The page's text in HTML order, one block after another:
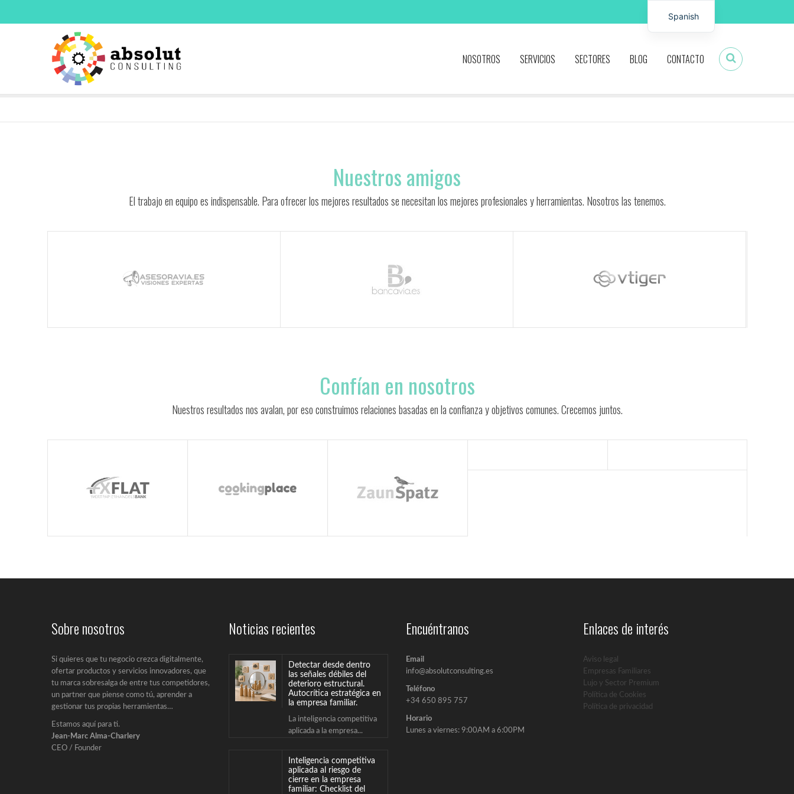
NOSOTROS SERVICIOS SECTORES BLOG CONTACTO
Nuestros amigos
El trabajo en equipo es indispensable. Para ofrecer los mejores resultados se necesitan los mejores profesionales y herramientas. Nosotros las tenemos.
Confían en nosotros
Nuestros resultados nos avalan, por eso construimos relaciones basadas en la confianza y objetivos comunes. Crecemos juntos.
Sobre nosotros
Si quieres que tu negocio crezca digitalmente,
ofertar productos y servicios innovadores, que
tu marca sobresalga de entre tus competidores,
un partner que piense como tú, aprender a
gestionar tus propias herramientas…
Estamos aquí para ti.
Jean-Marc Alma-Charlery
CEO / Founder
Noticias recientes
Detectar desde dentro
las señales débiles del
deterioro estructural.
Autocrítica estratégica en
la empresa familiar.
La inteligencia competitiva
aplicada a la empresa...
Inteligencia competitiva
aplicada al riesgo de
cierre en la empresa
familiar: Checklist del
Encuéntranos
Email
info@absolutconsulting.es
Teléfono
+34 650 895 757
Horario
Lunes a viernes: 9:00AM a 6:00PM
Enlaces de interés
Aviso legal
Empresas Familiares
Lujo y Sector Premium
Política de Cookies
Política de privacidad
Spanish